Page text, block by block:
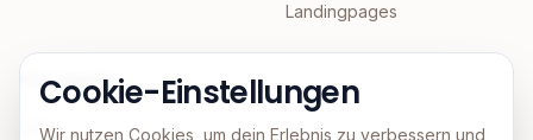
Landingpages
KI & Agentic
GEO
Cookie-Einstellungen
Wir nutzen Cookies, um dein Erlebnis zu verbessern und